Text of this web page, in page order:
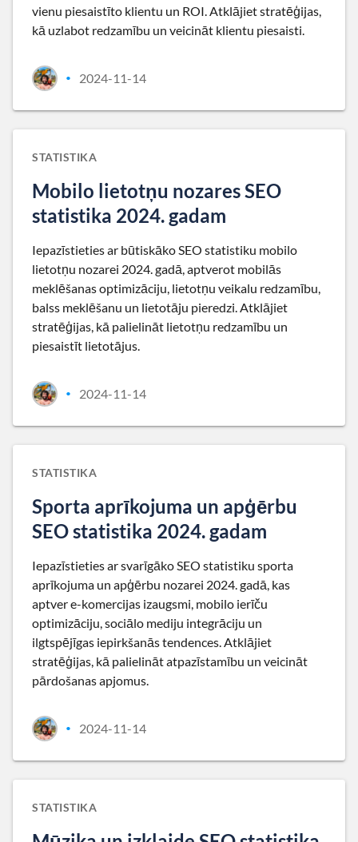
vienu piesaistīto klientu un ROI. Atklājiet stratēģijas,
kā uzlabot redzamību un veicināt klientu piesaisti.
• 2024-11-14
STATISTIKA
Mobilo lietotņu nozares SEO
statistika 2024. gadam
Iepazīstieties ar būtiskāko SEO statistiku mobilo
lietotņu nozarei 2024. gadā, aptverot mobilās
meklēšanas optimizāciju, lietotņu veikalu redzamību,
balss meklēšanu un lietotāju pieredzi. Atklājiet
stratēģijas, kā palielināt lietotņu redzamību un
piesaistīt lietotājus.
• 2024-11-14
STATISTIKA
Sporta aprīkojuma un apģērbu
SEO statistika 2024. gadam
Iepazīstieties ar svarīgāko SEO statistiku sporta
aprīkojuma un apģērbu nozarei 2024. gadā, kas
aptver e-komercijas izaugsmi, mobilo ierīču
optimizāciju, sociālo mediju integrāciju un
ilgtspējīgas iepirkšanās tendences. Atklājiet
stratēģijas, kā palielināt atpazīstamību un veicināt
pārdošanas apjomus.
• 2024-11-14
STATISTIKA